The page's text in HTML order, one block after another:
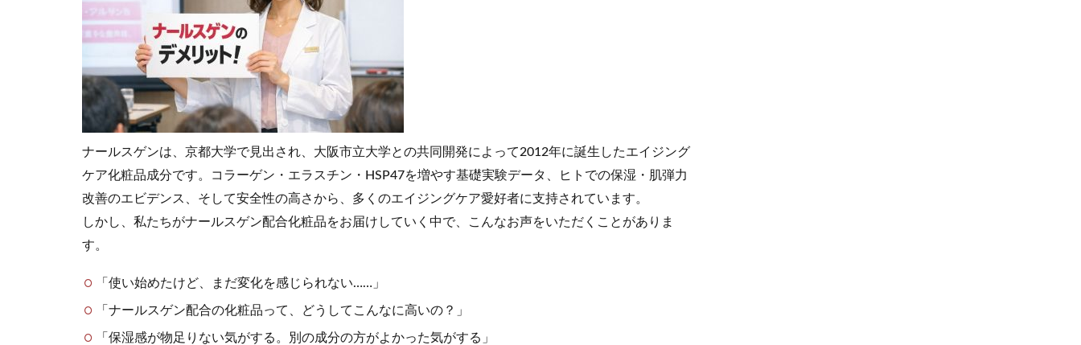
ナールスゲンは、京都大学で見出され、大阪市立大学との共同開発によって2012年に誕生したエイジング
ケア化粧品成分です。コラーゲン・エラスチン・HSP47を増やす基礎実験データ、ヒトでの保湿・肌弾力
改善のエビデンス、そして安全性の高さから、多くのエイジングケア愛好者に支持されています。
しかし、私たちがナールスゲン配合化粧品をお届けしていく中で、こんなお声をいただくことがありま
す。
「使い始めたけど、まだ変化を感じられない……」
「ナールスゲン配合の化粧品って、どうしてこんなに高いの？」
「保湿感が物足りない気がする。別の成分の方がよかった気がする」